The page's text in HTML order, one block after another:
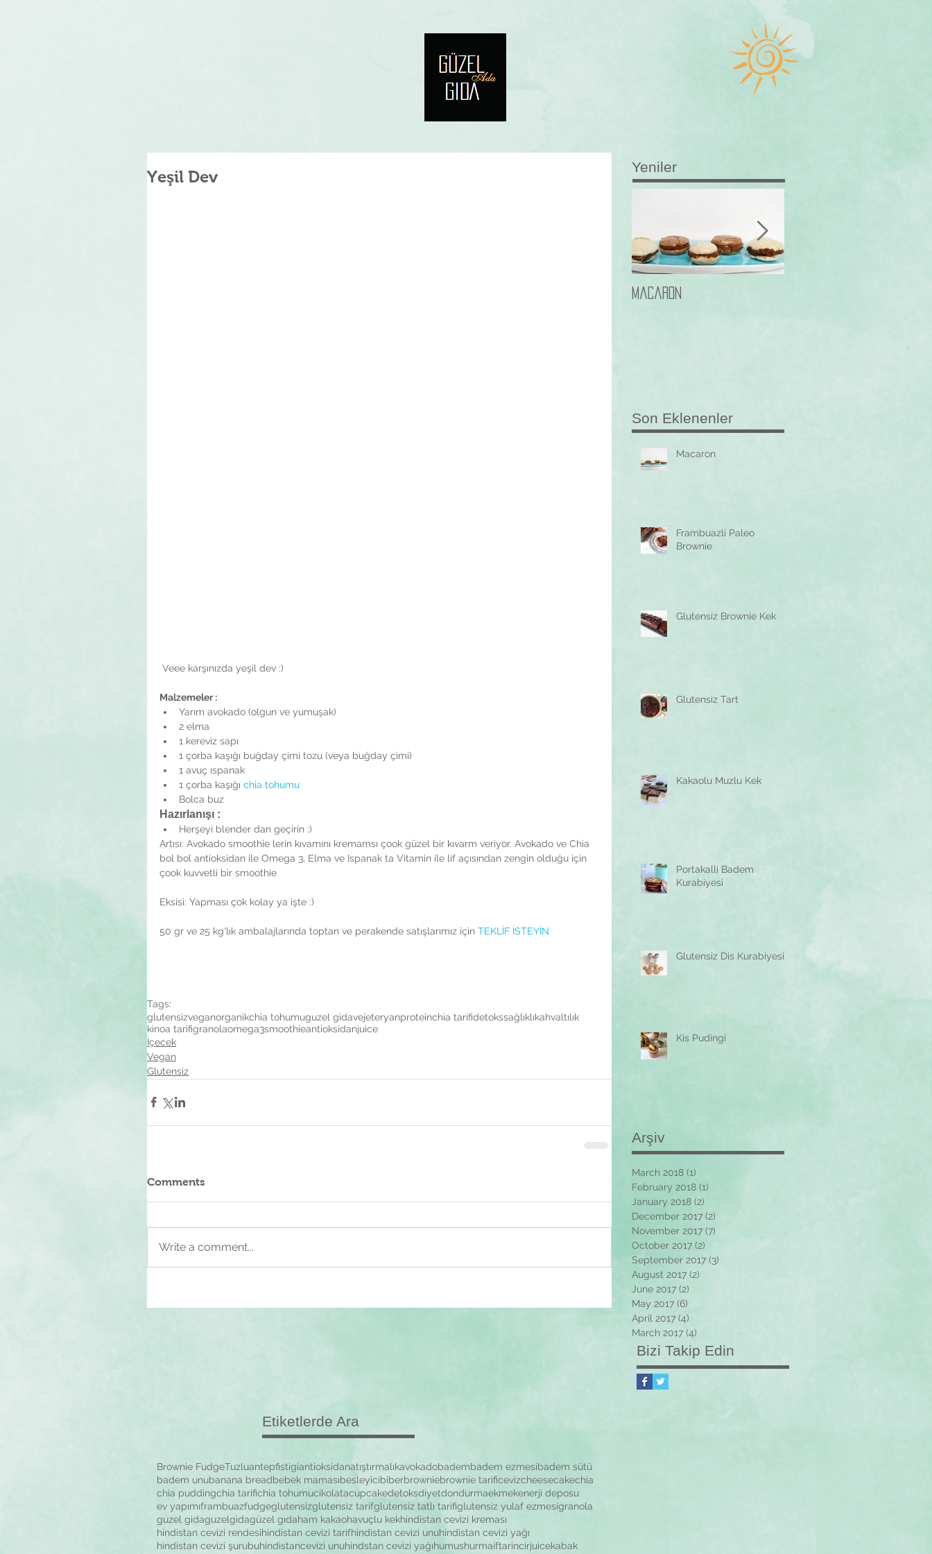
Yeşil Dev
Veee karşınızda yeşil dev :)
Malzemeler :
Yarım avokado (olgun ve yumuşak)
2 elma
1 kereviz sapı
1 çorba kaşığı buğday çimi tozu (veya buğday çimi)
1 avuç ıspanak
1 çorba kaşığı chia tohumu
Bolca buz
Hazırlanışı :
Herşeyi blender dan geçirin :)
Artısı: Avokado smoothie lerin kıvamını kremamsı çook güzel bir kıvarm veriyor. Avokado ve Chia
bol bol antioksidan ile Omega 3, Elma ve Ispanak ta Vitamin ile lif açısından zengin olduğu için
çook kuvvetli bir smoothie
Eksisi: Yapması çok kolay ya işte :)
50 gr ve 25 kg'lık ambalajlarında toptan ve perakende satışlarımız için TEKLİF İSTEYİN
Tags:
glutensizveganorganikchia tohumuguzel gidavejeteryanproteinchia tarifidetokssağlıklıkahvaltılık
kinoa tarifigranolaomega3smoothieantioksidanjuice
İçecek
Vegan
Glutensiz
Comments
Write a comment...
Etiketlerde Ara
Yeniler
Macaron
Son Eklenenler
Macaron
Frambuazli Paleo
Brownie
Glutensiz Brownie Kek
Glutensiz Tart
Kakaolu Muzlu Kek
Portakalli Badem
Kurabiyesi
Glutensiz Dis Kurabiyesi
Kis Pudingi
Arşiv
March 2018 (1)
February 2018 (1)
January 2018 (2)
December 2017 (2)
November 2017 (7)
October 2017 (2)
September 2017 (3)
August 2017 (2)
June 2017 (2)
May 2017 (6)
April 2017 (4)
March 2017 (4)
Bizi Takip Edin
Brownie FudgeTuzluantepfistigiantioksidanatıştırmalıkavokadobadembadem ezmesibadem sütü
badem unubanana breadbebek mamasıbesleyicibiberbrowniebrownie tarificevizcheesecakechia
chia puddingchia tarifichia tohumucikolatacupcakedetoksdiyetdondurmaekmekenerji deposu
ev yapımıframbuazfudgeglutensizglutensiz tarifglutensiz tatlı tarifiglutensiz yulaf ezmesigranola
guzel gidaguzelgidagüzel gıdaham kakaohavuçlu kekhindistan cevizi kreması
hindistan cevizi rendesihindistan cevizi tarifhindistan cevizi unuhindistan cevizi yağı
hindistan cevizi şurubuhindistancevizi unuhindstan cevizi yağıhumushurmaiftarincirjuicekabak